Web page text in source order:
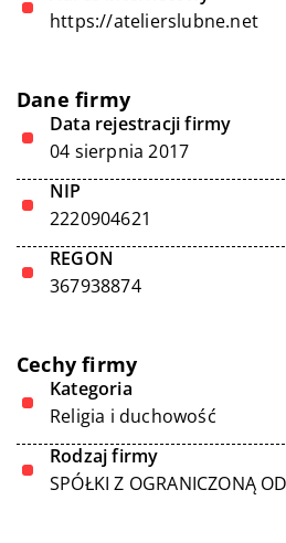
https://atelierslubne.net
Dane firmy
Data rejestracji firmy
04 sierpnia 2017
NIP
2220904621
REGON
367938874
Cechy firmy
Kategoria
Religia i duchowość
Rodzaj firmy
SPÓŁKI Z OGRANICZONĄ